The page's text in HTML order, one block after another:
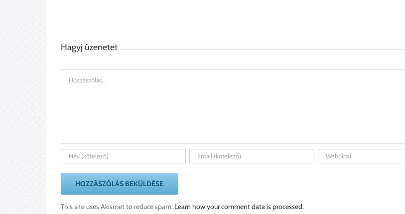
Hagyj üzenetet
This site uses Akismet to reduce spam. Learn how your comment data is processed.